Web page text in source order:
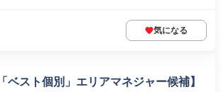
気になる
ベスト個別」エリアマネジャー候補】